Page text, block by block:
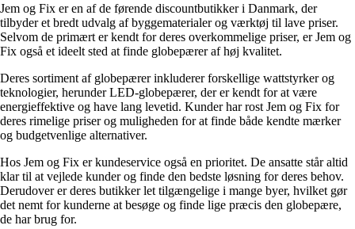
Jem og Fix er en af de førende discountbutikker i Danmark, der
tilbyder et bredt udvalg af byggematerialer og værktøj til lave priser.
Selvom de primært er kendt for deres overkommelige priser, er Jem og
Fix også et ideelt sted at finde globepærer af høj kvalitet.
Deres sortiment af globepærer inkluderer forskellige wattstyrker og
teknologier, herunder LED-globepærer, der er kendt for at være
energieffektive og have lang levetid. Kunder har rost Jem og Fix for
deres rimelige priser og muligheden for at finde både kendte mærker
og budgetvenlige alternativer.
Hos Jem og Fix er kundeservice også en prioritet. De ansatte står altid
klar til at vejlede kunder og finde den bedste løsning for deres behov.
Derudover er deres butikker let tilgængelige i mange byer, hvilket gør
det nemt for kunderne at besøge og finde lige præcis den globepære,
de har brug for.